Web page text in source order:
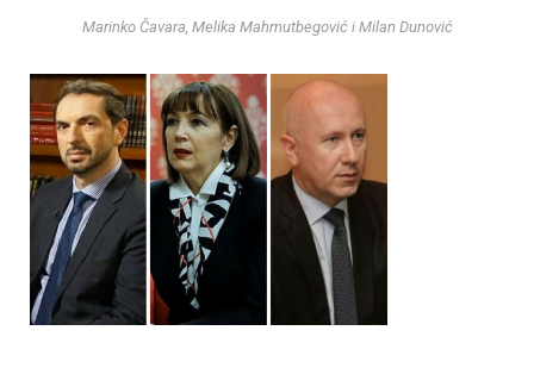
Marinko Čavara, Melika Mahmutbegović i Milan Dunović